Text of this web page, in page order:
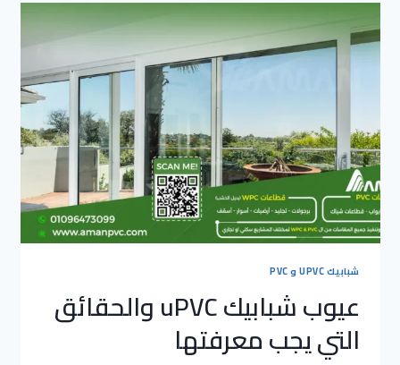
مصانع
UPVC
شبابيك UPVC و PVC
عيوب شبابيك uPVC والحقائق
التي يجب معرفتها